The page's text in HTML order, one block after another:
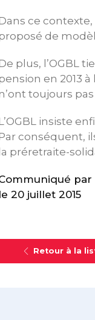
ce
de
plus, l’OGBL
en 2013
toujours
insiste
conséquent,
la préretraite-
par
le 20 juillet 2015
Retour à la